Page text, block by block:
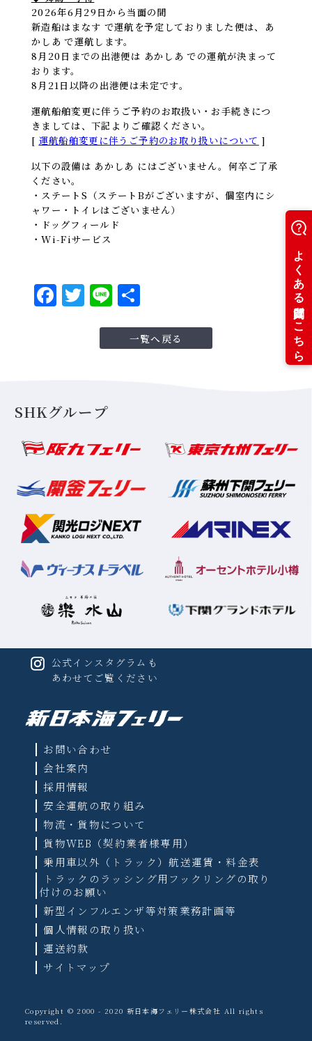
2026年6月29日から当面の間
新造船はまなす で運航を予定しておりました便は、あ
かしあ で運航します。
8月20日までの出港便は あかしあ での運航が決まって
おります。
8月21日以降の出港便は未定です。
運航船舶変更に伴うご予約のお取扱い・お手続きにつ
きましては、下記よりご確認ください。
[ 運航船舶変更に伴うご予約のお取り扱いについて ]
以下の設備は あかしあ にはございません。何卒ご了承
ください。
・ステートS（ステートBがございますが、個室内にシ
ャワー・トイレはございません）
・ドッグフィールド
・Wi-Fiサービス
F
a
o
o
k
T
w
it
r
Li
n
共
一覧へ戻る
SHKグループ
お問い合わせ
会社案内
採用情報
安全運航の取り組み
物流・貨物について
貨物WEB（契約業者様専用）
乗用車以外（トラック）航送運賃・料金表
トラックのラッシング用フックリングの取り
付けのお願い
新型インフルエンザ等対策業務計画等
個人情報の取り扱い
運送約款
サイトマップ
Copyright © 2000 - 2020 新日本海フェリー株式会社 All rights
reserved.
公式インスタグラムも
あわせてご覧ください